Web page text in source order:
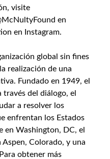
visite
en
en Instagram.
global sin fines
realización de una
Fundado en 1949, el
del diálogo, el
a resolver los
enfrentan los Estados
en Washington, DC, el
Colorado, y una
obtener más